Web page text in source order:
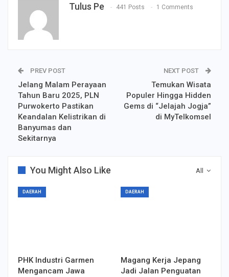
Tulus Pe 441 Posts 1 Comments
PREV POST
Jelang Malam Perayaan
Tahun Baru 2025, PLN
Purwokerto Pastikan
Keandalan Kelistrikan di
Banyumas dan
Sekitarnya
NEXT POST
Temukan Wisata
Populer Hingga Hidden
Gems di “Jelajah Jogja”
di MyTelkomsel
All
You Might Also Like
DAERAH
PHK Industri Garmen
Mengancam Jawa
DAERAH
Magang Kerja Jepang
Jadi Jalan Penguatan